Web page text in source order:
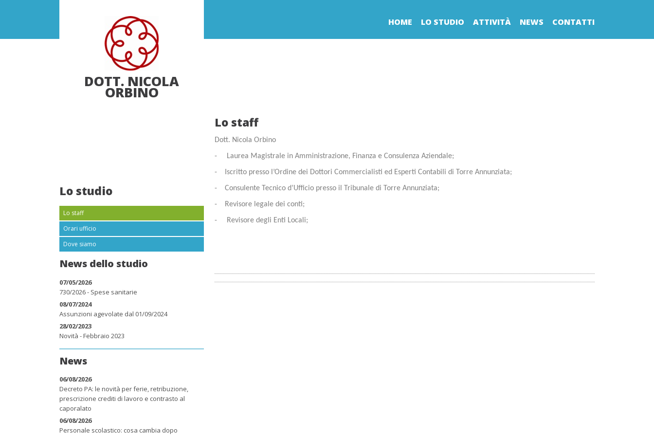
DOTT. NICOLA
ORBINO
HOME LO STUDIO ATTIVITÀ NEWS CONTATTI
Lo staff
Dott. Nicola Orbino
- Laurea Magistrale in Amministrazione, Finanza e Consulenza Aziendale;
- Iscritto presso l’Ordine dei Dottori Commercialisti ed Esperti Contabili di Torre Annunziata;
- Consulente Tecnico d’Ufficio presso il Tribunale di Torre Annunziata;
- Revisore legale dei conti;
- Revisore degli Enti Locali;
Lo studio
Lo staff
Orari ufficio
Dove siamo
News dello studio
07/05/2026
730/2026 - Spese sanitarie
08/07/2024
Assunzioni agevolate dal 01/09/2024
28/02/2023
Novità - Febbraio 2023
News
06/08/2026
Decreto PA: le novità per ferie, retribuzione,
prescrizione crediti di lavoro e contrasto al
caporalato
06/08/2026
Personale scolastico: cosa cambia dopo